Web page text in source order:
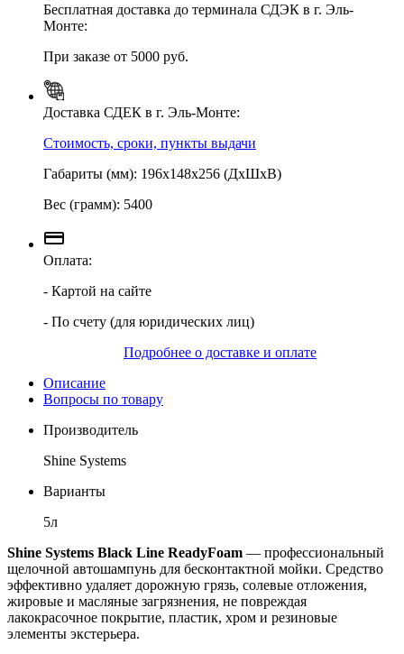
Бесплатная доставка до терминала СДЭК в г. Эль-
Монте:
При заказе от 5000 руб.
Доставка СДЕК в г. Эль-Монте:
Стоимость, сроки, пункты выдачи
Габариты (мм): 196х148х256 (ДхШхВ)
Вес (грамм): 5400
Оплата:
- Картой на сайте
- По счету (для юридических лиц)
Подробнее о доставке и оплате
Описание
Вопросы по товару
Производитель
Shine Systems
Варианты
5л
Shine Systems Black Line ReadyFoam — профессиональный
щелочной автошампунь для бесконтактной мойки. Средство
эффективно удаляет дорожную грязь, солевые отложения,
жировые и масляные загрязнения, не повреждая
лакокрасочное покрытие, пластик, хром и резиновые
элементы экстерьера.